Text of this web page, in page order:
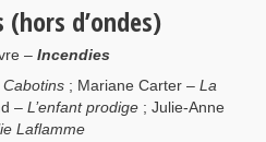
d’ondes)
– Incendies
Cabotins; Mariane Carter – La
–L’enfant prodige ; Julie-Anne
Laflamme